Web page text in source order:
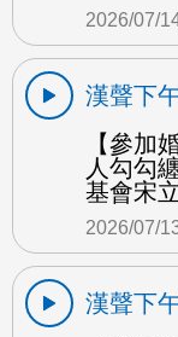
2026/07/
漢聲下
【參加
人勾勾
基會宋
2026/07/
漢聲下